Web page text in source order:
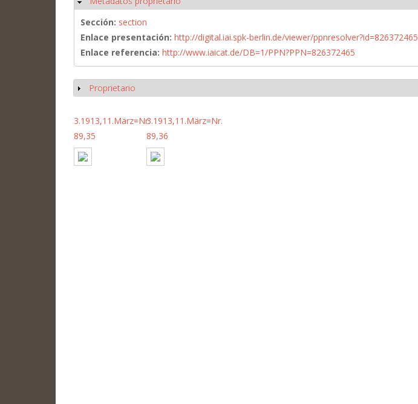
Sección: section
Enlace presentación: http://digital.iai.spk-berlin.de/viewer/ppnresolver?id=826372465
Enlace referencia: http://www.iaicat.de/DB=1/PPN?PPN=826372465
Mostrar
Proprietario
3.1913,11.März=Nr.
89,35
3.1913,11.März=Nr.
89,36